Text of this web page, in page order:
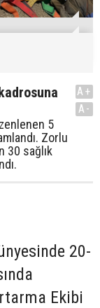
5
Zorlu
30 sağlık
A+
A-
20-
Ekibi